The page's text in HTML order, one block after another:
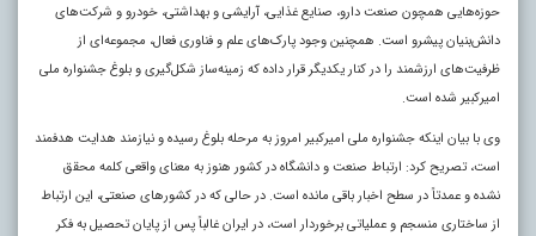
حوزه‌هایی همچون صنعت دارو، صنایع غذایی، آرایشی و بهداشتی، خودرو و شرکت‌های
دانش‌بنیان پیشرو است. همچنین وجود پارک‌های علم و فناوری فعال، مجموعه‌ای از
ظرفیت‌های ارزشمند را در کنار یکدیگر قرار داده که زمینه‌ساز شکل‌گیری و بلوغ جشنواره ملی
امیرکبیر شده است.
وی با بیان اینکه جشنواره ملی امیرکبیر امروز به مرحله بلوغ رسیده و نیازمند هدایت هدفمند
است، تصریح کرد: ارتباط صنعت و دانشگاه در کشور هنوز به معنای واقعی کلمه محقق
نشده و عمدتاً در سطح اخبار باقی مانده است. در حالی که در کشورهای صنعتی، این ارتباط
از ساختاری منسجم و عملیاتی برخوردار است، در ایران غالباً پس از پایان تحصیل به فکر